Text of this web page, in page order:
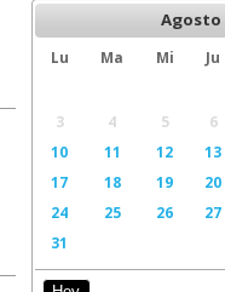
Agosto
Lu Ma Mi Ju
3
4 5 6
10
11 12 13
17
18 19 20
24
25 26 27
31